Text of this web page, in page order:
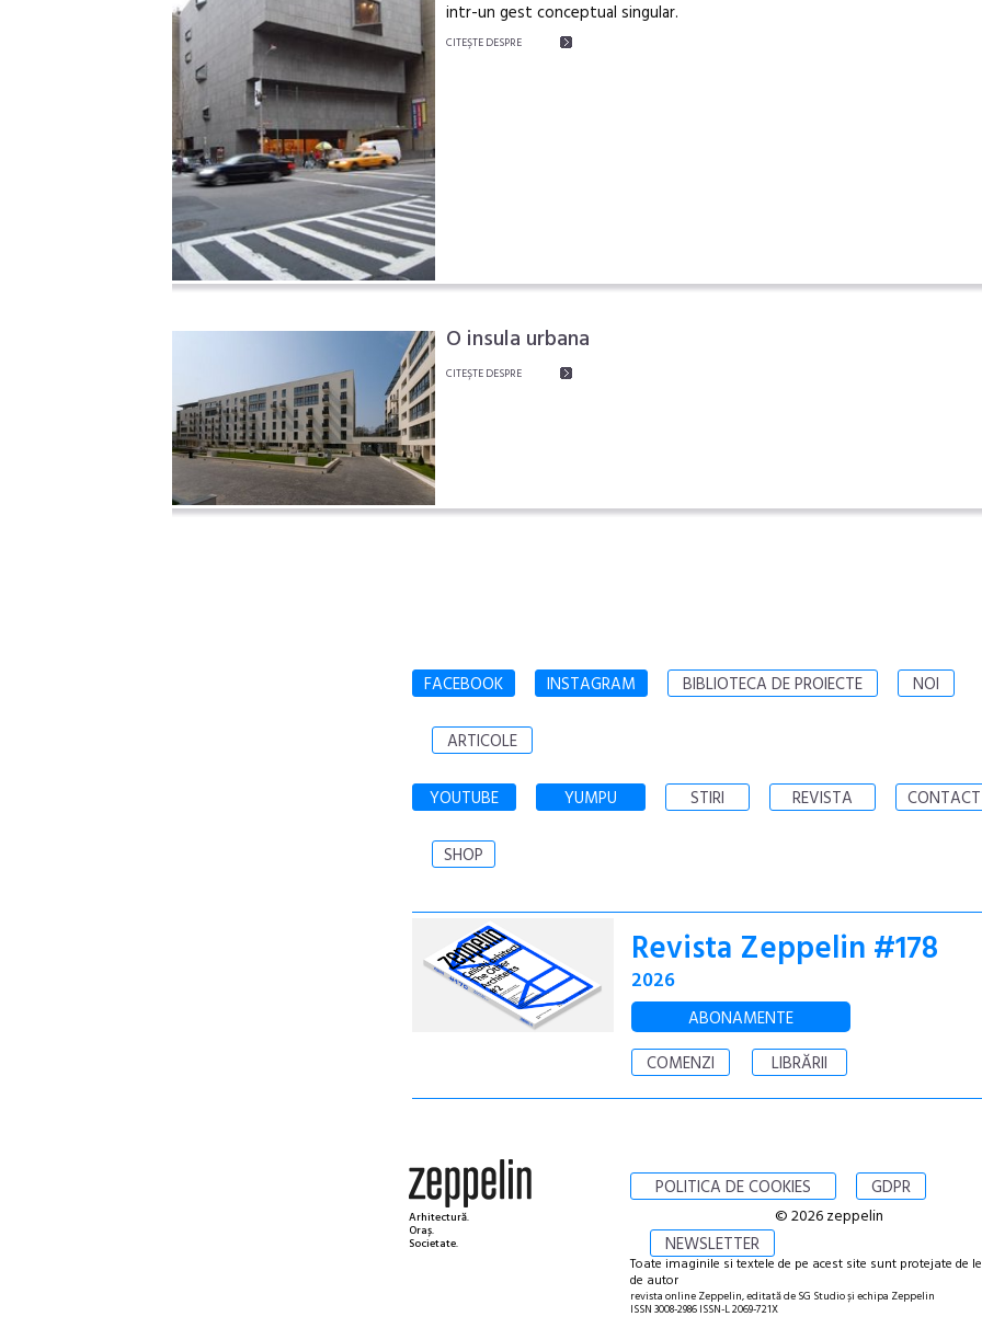
intr-un gest conceptual singular.
CITEŞTE DESPRE
O insula urbana
CITEŞTE DESPRE
FACEBOOK INSTAGRAM BIBLIOTECA DE PROIECTE NOI
ARTICOLE
YOUTUBE YUMPU STIRI REVISTA CONTACT
SHOP
Revista Zeppelin #178
2026
ABONAMENTE
COMENZI
LIBRĂRII
Arhitectură.
Oraș.
Societate.
POLITICA DE COOKIES GDPR
NEWSLETTER
© 2026 zeppelin
Toate imaginile si textele de pe acest site sunt protejate de
de autor
revista online Zeppelin, editată de SG Studio și echipa Zeppelin
ISSN 3008-2986 ISSN-L 2069-721X